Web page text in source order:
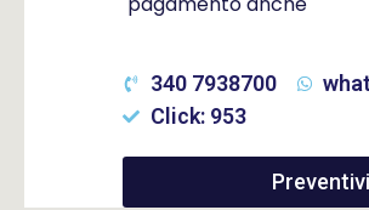
340 7938700
Click: 953
Preventivi